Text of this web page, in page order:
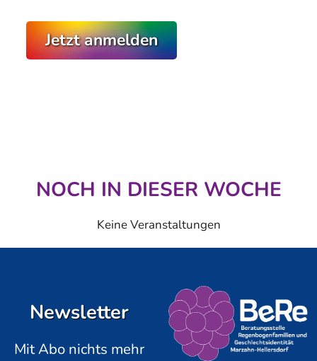
Jetzt anmelden
NOCH IN DIESER WOCHE
Keine Veranstaltungen
Newsletter
Mit Abo nichts mehr